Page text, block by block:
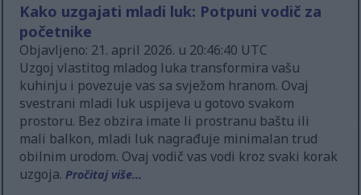
Kako uzgajati mladi luk: Potpuni vodič za
početnike
Objavljeno: 21. april 2026. u 20:46:40 UTC
Uzgoj vlastitog mladog luka transformira vašu
kuhinju i povezuje vas sa svježom hranom. Ovaj
svestrani mladi luk uspijeva u gotovo svakom
prostoru. Bez obzira imate li prostranu baštu ili
mali balkon, mladi luk nagrađuje minimalan trud
obilnim urodom. Ovaj vodič vas vodi kroz svaki korak
uzgoja.Pročitaj više...